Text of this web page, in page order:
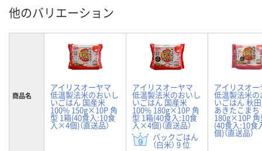
他のバリエーション
商品名
アイリスオーヤマ
低温製法米のおいし
いごはん 国産米
100% 150g×10P 角
型 1箱(40食入:10食
入×4個)（直送品）
アイリスオーヤマ
低温製法米のおいし
いごはん 国産米
100% 180g×10P 角
型 1箱(40食入:10食
入×4個)（直送品）
パックごはん
（白米） 9 位
アイリスオー
低温製法米の
いごはん 秋
あきたこまち
180g×10P 角
(40食入:10
個)（直送品）